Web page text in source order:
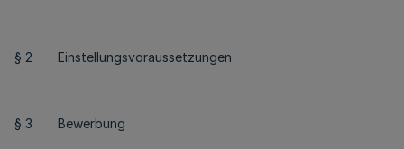
§ 2 Einstellungsvoraussetzungen
§ 3 Bewerbung